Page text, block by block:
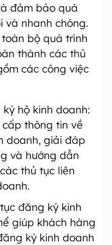
đảm bảo quá
và nhanh chóng.
bộ quá trình
thành các thủ
các công việc
hộ kinh doanh:
cấp thông tin về
doanh, giải đáp
và hướng dẫn
thủ tục liên
đăng ký kinh
giúp khách hàng
ký kinh doanh